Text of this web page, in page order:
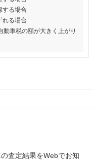
する場合
れる場合
動車税の額が大きく上がり
査定結果をWebでお知